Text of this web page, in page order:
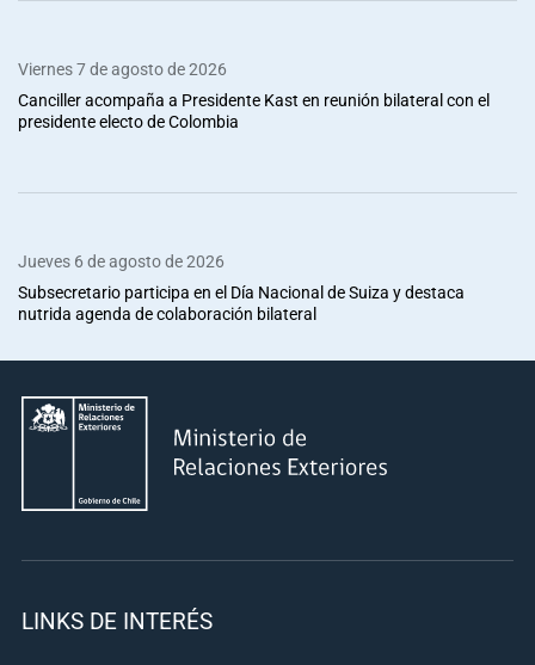
Viernes 7 de agosto de 2026
Canciller acompaña a Presidente Kast en reunión bilateral con el
presidente electo de Colombia
Jueves 6 de agosto de 2026
Subsecretario participa en el Día Nacional de Suiza y destaca
nutrida agenda de colaboración bilateral
LINKS DE INTERÉS